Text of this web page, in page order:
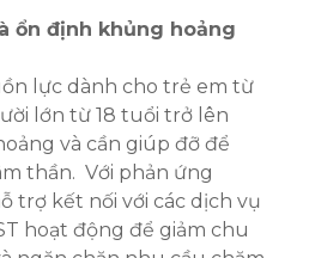
ổn định khủng hoảng
lực dành cho trẻ em từ
lớn từ 18 tuổi trở lên
và cần giúp đỡ để
thần. Với phản ứng
trợ kết nối với các dịch vụ
hoạt động để giảm chu